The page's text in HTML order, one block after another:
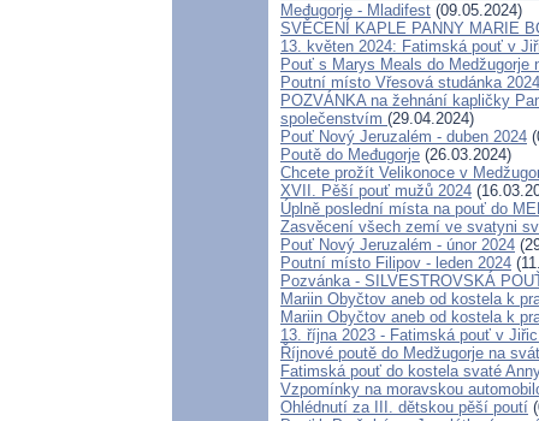
Međugorje - Mladifest (09.05.2024)
SVĚCENÍ KAPLE PANNY MARIE
13. květen 2024: Fatimská pouť v
Pouť s Marys Meals do Medžugorje
Poutní místo Vřesová studánka 2024
POZVÁNKA na žehnání kapličky
společenstvím (29.04.2024)
Pouť Nový Jeruzalém - duben 2024
Poutě do Međugorje (26.03.2024)
Chcete prožít Velikonoce v
XVII. Pěší pouť mužů 2024
Úplně poslední místa na pouť do
Zasvěcení všech zemí ve svatyni
Pouť Nový Jeruzalém - únor 2024
Poutní místo Filipov - leden 2024
Pozvánka - SILVESTROVSKÁ
Mariin Obyčtov aneb od kostela k
Mariin Obyčtov aneb od kostela k
13. října 2023 - Fatimská pouť v
Říjnové poutě do Medžugorje na
Fatimská pouť do kostela svaté
Vzpomínky na moravskou
Ohlédnutí za III. dětskou pěší poutí